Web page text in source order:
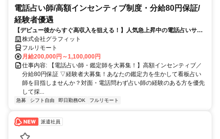
電話占い師/高額インセンティブ制度・分給80円保証/
経験者優遇
【デビュー後からすぐ高収入を狙える！】人気急上昇中の電話占いサイ
トで占いのお仕事
株式会社グラフィット
フルリモート
月給200,000円～1,100,000円
仕事内容: 【電話占い師・鑑定師を大募集！】高額インセンティブ／
分給80円保証 ▽経験者大募集！あなたの鑑定力を生かして看板占い
師を目指しませんか？対面・電話問わず占い師の経験のある方を優先
して採...
急募 シフト自由 即日勤務OK フルリモート
派遣社員